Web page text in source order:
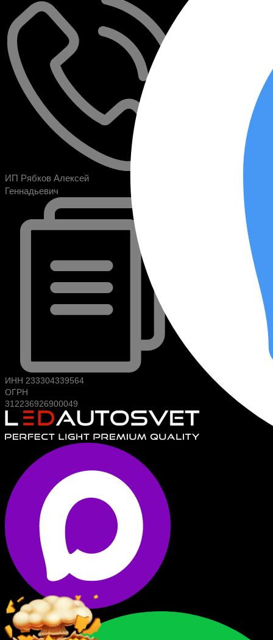
ИП Рябков Алексей
Геннадьевич
ИНН 233304339564
ОГРН
312236926900049